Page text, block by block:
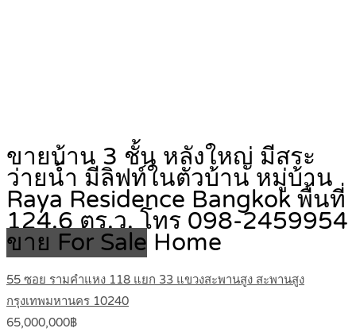
ขายบ้าน 3 ชั้น หลังใหญ่ มีสระ
ว่ายน้ำ มีลิฟท์ในตัวบ้าน หมู่บ้าน
Raya Residence Bangkok พื้นที่
124.6 ตร.ว. โทร 098-2459954
ขาย For Sale Home
55 ซอย รามคำแหง 118 แยก 33 แขวงสะพานสูง สะพานสูง
กรุงเทพมหานคร 10240
65,000,000฿